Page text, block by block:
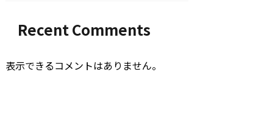
Recent Comments
表示できるコメントはありません。